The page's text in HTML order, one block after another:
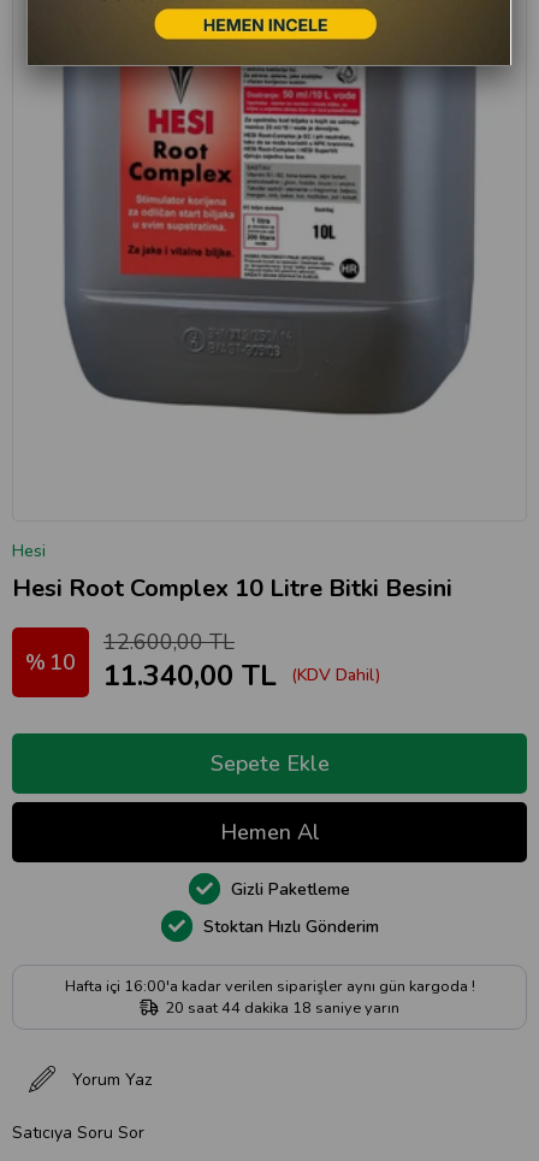
Hesi
Hesi Root Complex 10 Litre Bitki Besini
10
12.600,00 TL
11.340,00 TL (KDV Dahil)
Yorum Yaz
Satıcıya Soru Sor
Hafta içi 16:00'a kadar verilen siparişler aynı gün kargoda !
20 saat44 dakika 18 saniyeyarın
Stoktan Hızlı Gönderim
Gizli Paketleme